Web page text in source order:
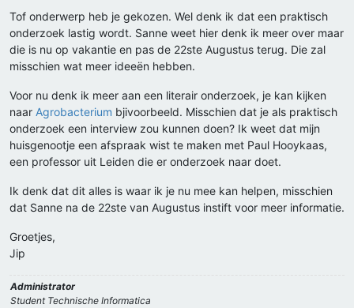
Tof onderwerp heb je gekozen. Wel denk ik dat een praktisch
onderzoek lastig wordt. Sanne weet hier denk ik meer over maar
die is nu op vakantie en pas de 22ste Augustus terug. Die zal
misschien wat meer ideeën hebben.
Voor nu denk ik meer aan een literair onderzoek, je kan kijken
naar Agrobacterium bjivoorbeeld. Misschien dat je als praktisch
onderzoek een interview zou kunnen doen? Ik weet dat mijn
huisgenootje een afspraak wist te maken met Paul Hooykaas,
een professor uit Leiden die er onderzoek naar doet.
Ik denk dat dit alles is waar ik je nu mee kan helpen, misschien
dat Sanne na de 22ste van Augustus instift voor meer informatie.
Groetjes,
Jip
Administrator
Student Technische Informatica